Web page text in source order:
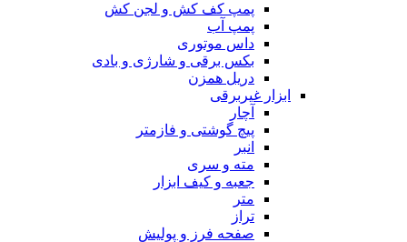
پمپ کف کش و لجن کش
پمپ آب
داس موتوری
بکس برقی و شارژی و بادی
دریل همزن
ابزار غیربرقی
آچار
پیچ گوشتی و فازمتر
انبر
مته و سری
جعبه و کیف ابزار
متر
تراز
صفحه فرز و پولیش